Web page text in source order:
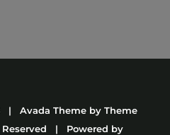
| Avada Theme by Theme
| Powered by